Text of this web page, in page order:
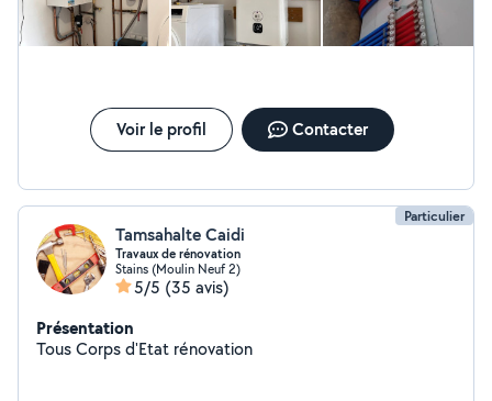
Voir le profil Contacter
Particulier
Tamsahalte Caidi
Travaux de rénovation
Stains (Moulin Neuf 2)
5/5 (35 avis)
Présentation
Tous Corps d'Etat rénovation